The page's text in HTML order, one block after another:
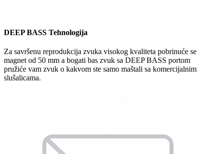
DEEP BASS Tehnologija
Za savršenu reprodukcija zvuka visokog kvaliteta pobrinuće se
magnet od 50 mm a bogati bas zvuk sa DEEP BASS portom
pružiće vam zvuk o kakvom ste samo maštali sa komercijalnim
slušalicama.